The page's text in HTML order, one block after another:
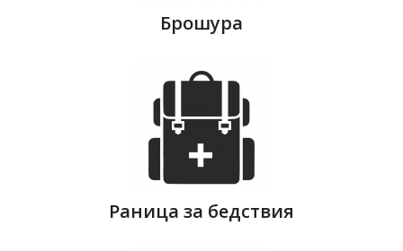
Брошура
Раница за бедствия